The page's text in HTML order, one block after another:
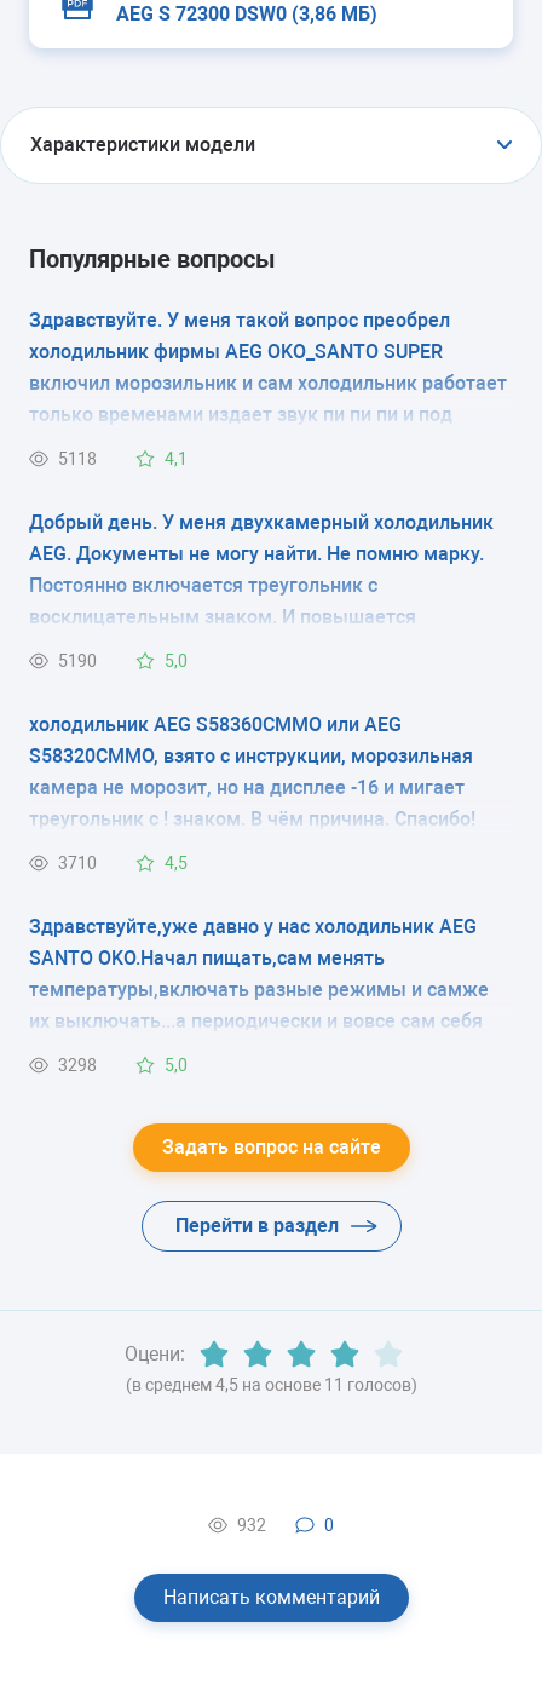
AEG S 72300 DSW0 (3,86 МБ)
Характеристики модели
холодильник с морозильником
ТИП УПРАВЛЕНИЯ
электромеханическое
КОЛИЧЕСТВО КАМЕР
2
РАЗМЕРЫ (ШXГXВ)
54.5x60.4x140.4 см
КОЛИЧЕСТВО КОМПРЕССОРОВ
1
РАЗМОРАЖИВАНИЕ МОРОЗИЛЬНОЙ КАМЕРЫ
ручное
РАЗМОРАЖИВАНИЕ ХОЛОДИЛЬНОЙ КАМЕРЫ
капельная система
ЭНЕРГОПОТРЕБЛЕНИЕ
ХЛАДАГЕНТ
Популярные вопросы
Здравствуйте. У меня такой вопрос преобрел
холодильник фирмы AEG OKO_SANTO SUPER
включил морозильник и сам холодильник работает
только временами издает звук пи пи пи и под
знаком трехульника мигает постоянно красная
должно быть градусы в морозилки и в самом
холодильнике хотел настроеть градусы. Благодарю
зарание спосибо большое.
5118 4,1
Добрый день. У меня двухкамерный холодильник
AEG. Документы не могу найти. Не помню марку.
Постоянно включается треугольник с
восклицательным знаком. И повышается
температура в морозильной камере. В чем дело?
5190 5,0
холодильник AEG S58360CMMO или AEG
S58320CMMO, взято с инструкции, морозильная
камера не морозит, но на дисплее -16 и мигает
треугольник с ! знаком. В чём причина. Спасибо!
3710 4,5
Здравствуйте,уже давно у нас холодильник AEG
SANTO OKO.Начал пищать,сам менять
температуры,включать разные режимы и самже
их выключать...а периодически и вовсе сам себя
выключает.
3298 5,0
Задать вопрос на сайте
Перейти в раздел
Оцени:
(в среднем 4,5 на основе 11 голосов)
932 0
Написать комментарий